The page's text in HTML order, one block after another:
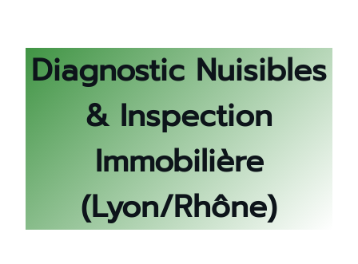
Diagnostic Nuisibles
& Inspection
Immobilière
(Lyon/Rhône)